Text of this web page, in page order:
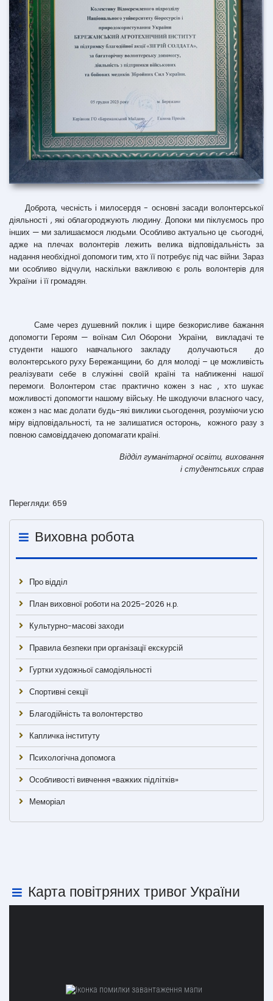
5
6
Доброта, чесність і милосердя - основні засади волонтерської
діяльності , які облагороджують людину. Допоки ми піклуємось про
інших — ми залишаємося людьми. Особливо актуально це сьогодні,
адже на плечах волонтерів лежить велика відповідальність за
надання необхідної допомоги тим, хто її потребує під час війни. Зараз
ми особливо відчули, наскільки важливою є роль волонтерів для
України і її громадян.
Саме через душевний поклик і щире безкорисливе бажання
допомогти Героям — воїнам Сил Оборони України, викладачі те
студенти нашого навчального закладу долучаються до
волонтерського руху Бережанщини, бо для молоді – це можливість
реалізувати себе в служінні своїй країні та наближенні нашої
перемоги. Волонтером стає практично кожен з нас , хто шукає
можливості допомогти нашому війську. Не шкодуючи власного часу,
кожен з нас має долати будь-які виклики сьогодення, розуміючи усю
міру відповідальності, та не залишатися осторонь, кожного разу з
повною самовіддачею допомагати країні.
Відділ гуманітарної освіти, виховання
і студентських справ
Перегляди: 659
Виховна робота
Про відділ
План виховної роботи на 2025-2026 н.р.
Культурно-масові заходи
Правила безпеки при організації екскурсій
Гуртки художньої самодіяльності
Спортивні секції
Благодійність та волонтерство
Капличка інституту
Психологічна допомога
Особливості вивчення «важких підлітків»
Меморіал
Карта повітряних тривог України